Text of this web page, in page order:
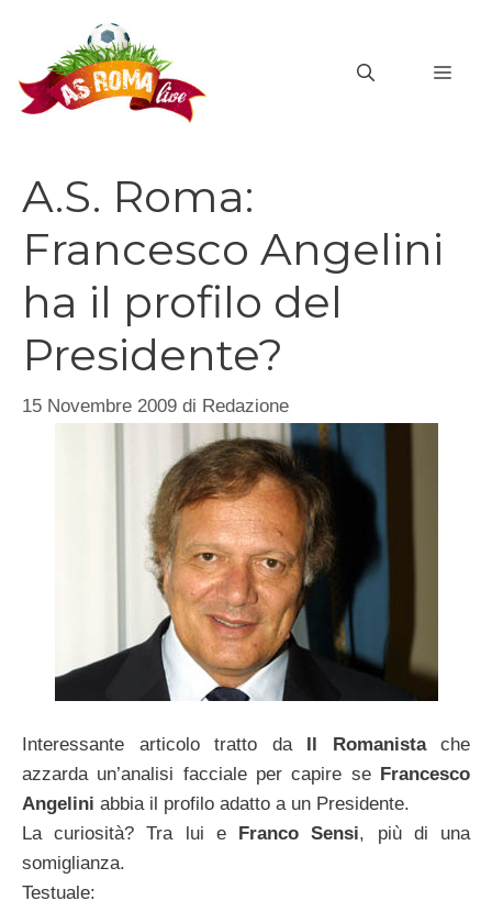
contenuto
A.S. Roma:
Francesco Angelini
ha il profilo del
Presidente?
15 Novembre 2009 di Redazione
Interessante articolo tratto da Il Romanistache
azzarda un’analisi facciale per capire se Francesco
Angelini abbia il profilo adatto a un Presidente.
La curiosità? Tra lui e Franco Sensi, più di una
somiglianza.
Testuale: